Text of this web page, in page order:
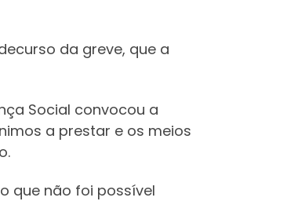
da greve, que a
Social convocou a
a prestar e os meios
que não foi possível